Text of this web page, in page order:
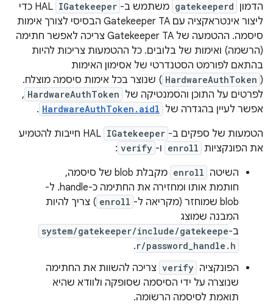
הדמון gatekeeperd משתמש ב- IGatekeeper
HAL כדי
ליצור אינטראקציה עם Gatekeeper TA הבסיסי לצורך אימות
סיסמה. ההטמעה של Gatekeeper TA צריכה לאפשר חתימה
(הרשמה) ואימות של בלובים. כל ההטמעות צריכות להיות
בהתאם לפורמט הסטנדרטי של אסימון האימות
(
HardwareAuthToken ) שנוצר בכל אימות סיסמה מוצלח.
לפרטים על התוכן והסמנטיקה של HardwareAuthToken
,
אפשר לעיין בהגדרה של HardwareAuthToken.aidl
.
הטמעות של ספקים ב- IGatekeeper
HAL חייבות להטמיע
את הפונקציות enroll ו- verify
:
השיטה enroll
מקבלת blob של סיסמה,
חותמת אותו ומחזירה את החתימה כ-handle. ל-
blob שמוחזר (מקריאה ל-
enroll ) צריך להיות
המבנה שמוצג
ב-system/gatekeeper/include/gatekeepe
r/password_handle.h
.
הפונקציה verify צריכה להשוות את החתימה
שנוצרה על ידי הסיסמה שסופקה ולוודא שהיא
תואמת לסיסמה הרשומה.